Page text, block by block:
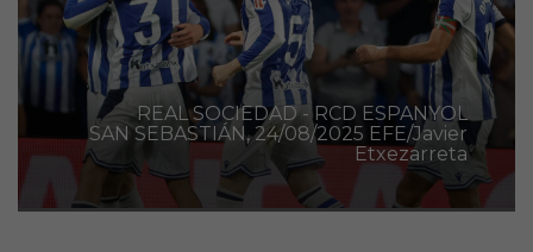
REAL SOCIEDAD - RCD ESPANYOL
SAN SEBASTIÁN, 24/08/2025 EFE/Javier
Etxezarreta